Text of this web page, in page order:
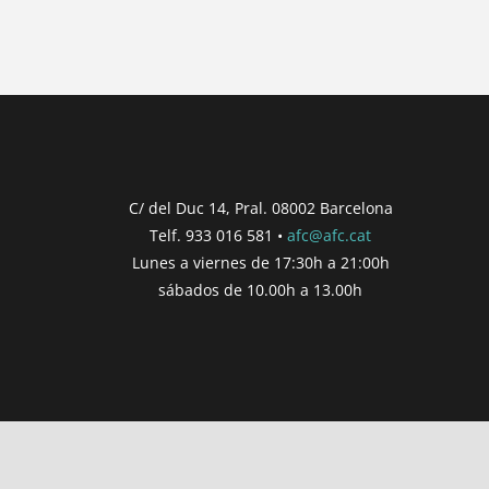
Consultar Participar
C/ del Duc 14, Pral. 08002 Barcelona
Telf. 933 016 581 •afc@afc.cat
Lunes a viernes de 17:30h a 21:00h
sábados de 10.00h a 13.00h